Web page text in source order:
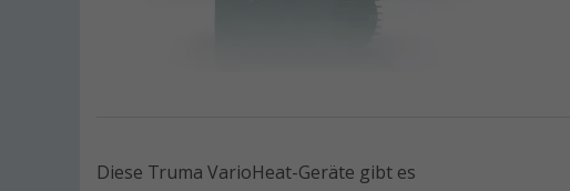
Diese Truma VarioHeat-Geräte gibt es